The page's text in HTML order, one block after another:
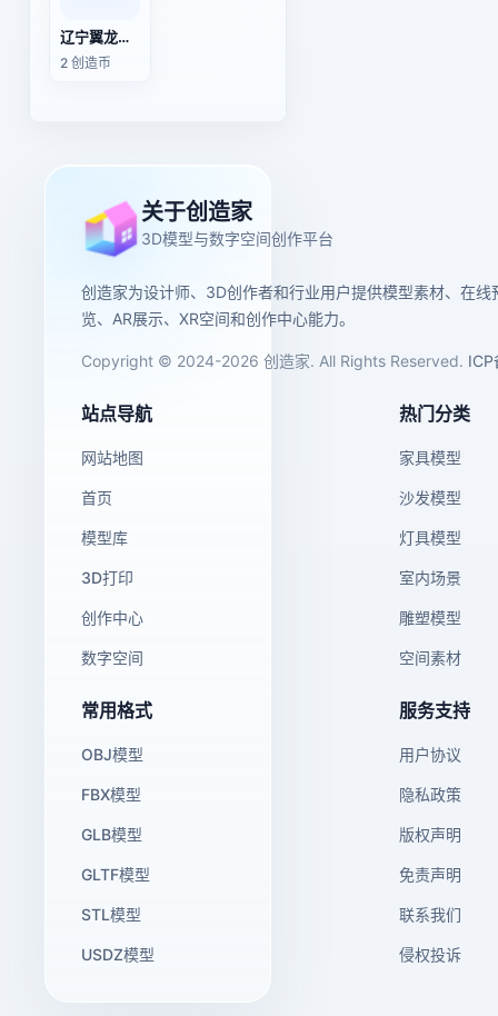
辽宁翼龙（3D动画模型）
2 创造币
关于创造家
3D模型与数字空间创作平台
创造家为设计师、3D创作者和行业用户提供模型素材、在线
览、AR展示、XR空间和创作中心能力。
Copyright © 2024-2026 创造家. All Rights Reserved. ICP
站点导航
网站地图
首页
模型库
3D打印
创作中心
数字空间
热门分类
家具模型
沙发模型
灯具模型
室内场景
雕塑模型
空间素材
常用格式
OBJ模型
FBX模型
GLB模型
GLTF模型
STL模型
USDZ模型
服务支持
用户协议
隐私政策
版权声明
免责声明
联系我们
侵权投诉